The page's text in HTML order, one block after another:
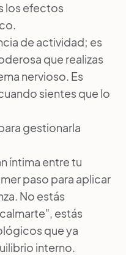
los efectos
de actividad; es
que realizas
nervioso. Es
sientes que lo
gestionarla
íntima entre tu
paso para aplicar
No estás
estás
que ya
interno.